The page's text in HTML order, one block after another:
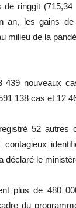
ringgit
les gains de
milieu de la
439 nouveaux
138 cas et 12
52 autres
contagieux
déclaré le
plus de 480
du